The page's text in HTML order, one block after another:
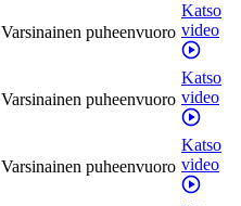
Varsinainen puheenvuoro
Katso
video
Varsinainen puheenvuoro
Katso
video
Varsinainen puheenvuoro
Katso
video